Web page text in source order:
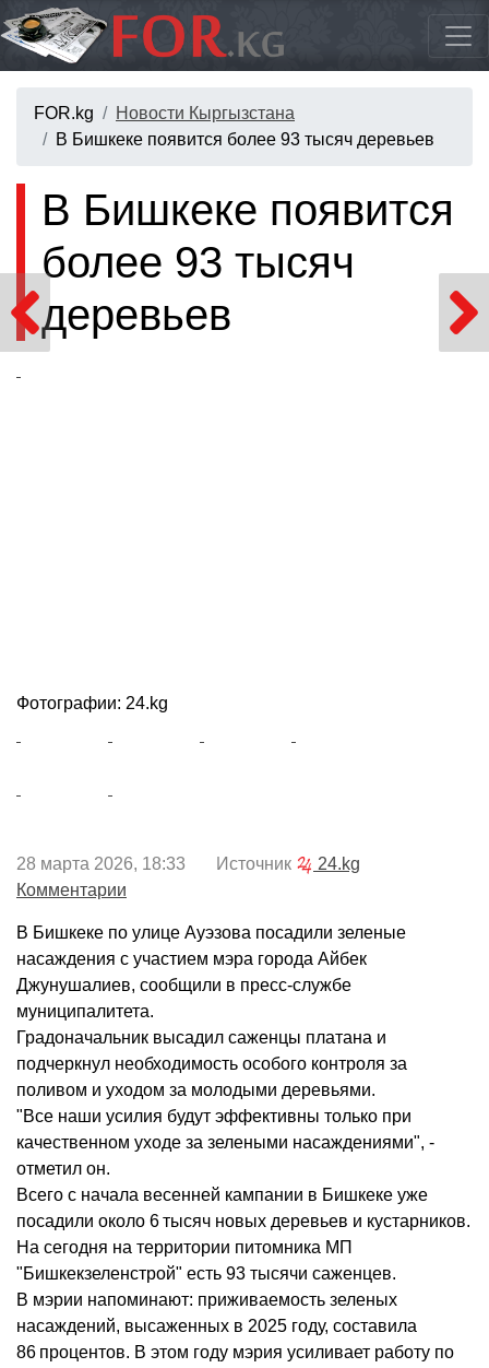
FOR.kg
Новости Кыргызстана
В Бишкеке появится более 93 тысяч деревьев
В Бишкеке появится
более 93 тысяч
деревьев
Фотографии: 24.kg
28 марта 2026, 18:33 Источник
24.kg
Комментарии
В Бишкеке по улице Ауэзова посадили зеленые
насаждения с участием мэра города Айбек
Джунушалиев, сообщили в пресс-службе
муниципалитета.
Градоначальник высадил саженцы платана и
подчеркнул необходимость особого контроля за
поливом и уходом за молодыми деревьями.
"Все наши усилия будут эффективны только при
качественном уходе за зелеными насаждениями", -
отметил он.
Всего с начала весенней кампании в Бишкеке уже
посадили около 6 тысяч новых деревьев и кустарников.
На сегодня на территории питомника МП
"Бишкекзеленстрой" есть 93 тысячи саженцев.
В мэрии напоминают: приживаемость зеленых
насаждений, высаженных в 2025 году, составила
86 процентов. В этом году мэрия усиливает работу по